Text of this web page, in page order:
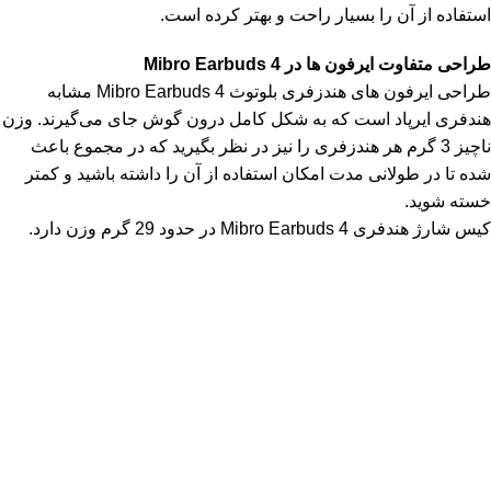
استفاده از آن را بسیار راحت و بهتر کرده است.
طراحی متفاوت ایرفون ها در Mibro Earbuds 4
طراحی ایرفون های هندزفری بلوتوث Mibro Earbuds 4 مشابه
هندفری ایرپاد است که به شکل کامل درون گوش جای می‌گیرند. وزن
ناچیز 3 گرم هر هندزفری را نیز در نظر بگیرید که در مجموع باعث
شده تا در طولانی مدت امکان استفاده از آن را داشته باشید و کمتر
خسته شوید.
کیس شارژ هندفری Mibro Earbuds 4 در حدود 29 گرم وزن دارد.